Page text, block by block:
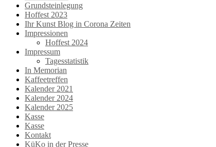
Grundsteinlegung
Hoffest 2023
Ihr Kunst Blog in Corona Zeiten
Impressionen
Hoffest 2024
Impressum
Tagesstatistik
In Memorian
Kaffeetreffen
Kalender 2021
Kalender 2024
Kalender 2025
Kasse
Kasse
Kontakt
KüKo in der Presse